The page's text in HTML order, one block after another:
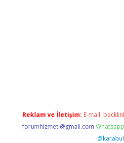
Reklam ve İletişim: E-mail:
forumhizmeti@gmail.com
@karabul